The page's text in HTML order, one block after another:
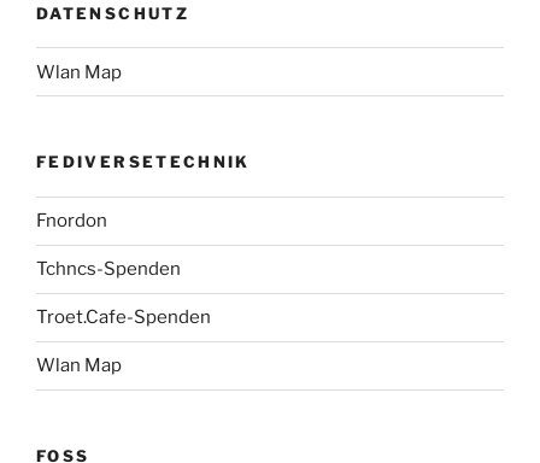
DATENSCHUTZ
Wlan Map
FEDIVERSETECHNIK
Fnordon
Tchncs-Spenden
Troet.Cafe-Spenden
Wlan Map
FOSS